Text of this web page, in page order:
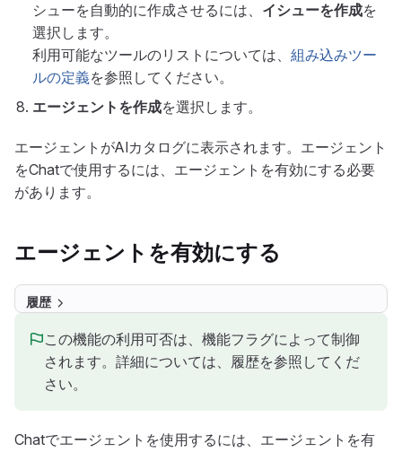
シューを自動的に作成させるには、 イシューを作成を
選択します。
利用可能なツールのリストについては、 組み込みツー
ルの定義を参照してください。
エージェントを作成を選択します。
エージェントがAIカタログに表示されます。エージェント
をChatで使用するには、エージェントを有効にする必要
があります。
エージェントを有効にする
履歴
この機能の利用可否は、機能フラグによって制御
されます。詳細については、履歴を参照してくだ
さい。
Chatでエージェントを使用するには、エージェントを有